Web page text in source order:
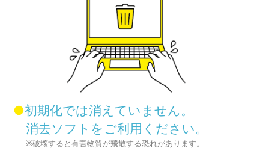
●初期化では消えていません。
消去ソフトをご利用ください。
※破壊すると有害物質が飛散する恐れがあります。